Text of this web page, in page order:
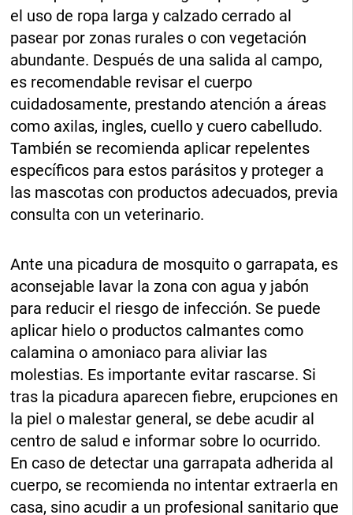
el uso de ropa larga y calzado cerrado al
pasear por zonas rurales o con vegetación
abundante. Después de una salida al campo,
es recomendable revisar el cuerpo
cuidadosamente, prestando atención a áreas
como axilas, ingles, cuello y cuero cabelludo.
También se recomienda aplicar repelentes
específicos para estos parásitos y proteger a
las mascotas con productos adecuados, previa
consulta con un veterinario.
Ante una picadura de mosquito o garrapata, es
aconsejable lavar la zona con agua y jabón
para reducir el riesgo de infección. Se puede
aplicar hielo o productos calmantes como
calamina o amoniaco para aliviar las
molestias. Es importante evitar rascarse. Si
tras la picadura aparecen fiebre, erupciones en
la piel o malestar general, se debe acudir al
centro de salud e informar sobre lo ocurrido.
En caso de detectar una garrapata adherida al
cuerpo, se recomienda no intentar extraerla en
casa, sino acudir a un profesional sanitario que